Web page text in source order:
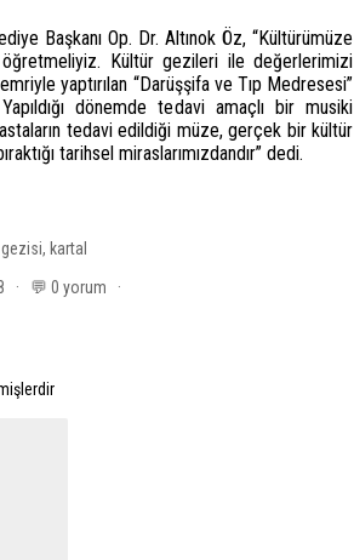
Başkanı Op. Dr. Altınok Öz, “Kültürümüze
öğretmeliyiz. Kültür gezileri ile değerlerimizi
yaptırılan “Darüşşifa ve Tıp Medresesi”
dönemde tedavi amaçlı bir musiki
tedavi edildiği müze, gerçek bir kültür
tarihsel miraslarımızdandır” dedi.
gezisi, kartal
· 💬 0 yorum ·